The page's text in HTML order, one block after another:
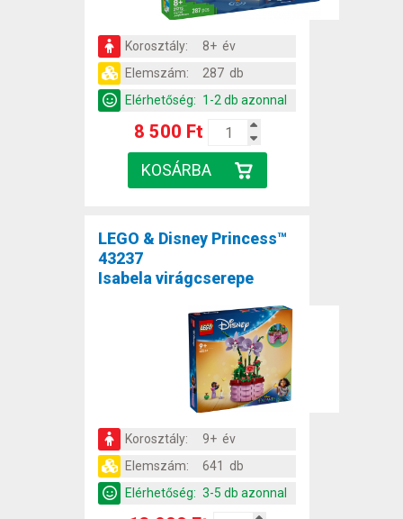
Korosztály:
8+ év
Elemszám:
287 db
Elérhetőség: 1-2 db azonnal
8 500 Ft
LEGO & Disney Princess™
43237
Isabela virágcserepe
Korosztály:
9+ év
Elemszám:
641 db
Elérhetőség: 3-5 db azonnal